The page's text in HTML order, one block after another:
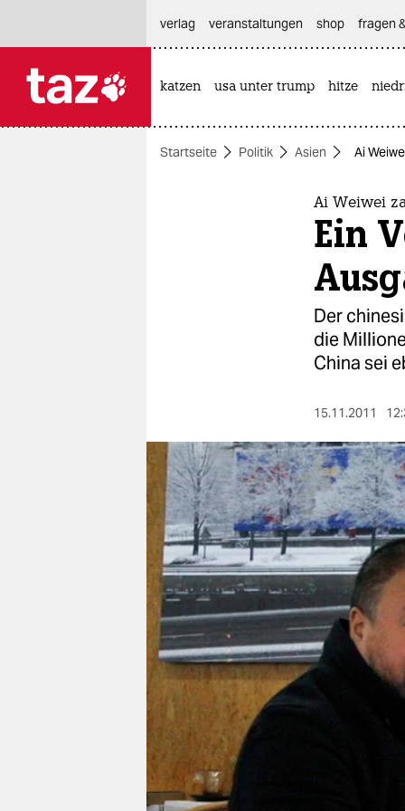
themen
nord
wahrheit
verlag
verlag
veranstaltungen
shop
fragen & hilfe
unterstützen
abo
genossenschaft
verlag
veranstaltungen shop fragen
katzen usa unter trump hitze
Startseite Politik Asien Ai
Ai Weiwei
Ein
Der
die
China sei
15.11.2011